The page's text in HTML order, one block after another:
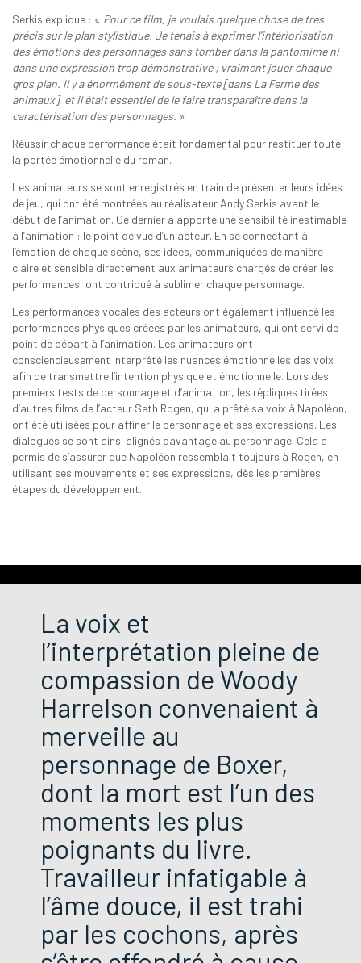
Serkis explique : « Pour ce film, je voulais quelque chose de très
précis sur le plan stylistique. Je tenais à exprimer l’intériorisation
des émotions des personnages sans tomber dans la pantomime ni
dans une expression trop démonstrative ; vraiment jouer chaque
gros plan. Il y a énormément de sous-texte [dans La Ferme des
animaux], et il était essentiel de le faire transparaître dans la
caractérisation des personnages. »
Réussir chaque performance était fondamental pour restituer toute
la portée émotionnelle du roman.
Les animateurs se sont enregistrés en train de présenter leurs idées
de jeu, qui ont été montrées au réalisateur Andy Serkis avant le
début de l’animation. Ce dernier a apporté une sensibilité inestimable
à l’animation : le point de vue d’un acteur. En se connectant à
l’émotion de chaque scène, ses idées, communiquées de manière
claire et sensible directement aux animateurs chargés de créer les
performances, ont contribué à sublimer chaque personnage.
Les performances vocales des acteurs ont également influencé les
performances physiques créées par les animateurs, qui ont servi de
point de départ à l’animation. Les animateurs ont
consciencieusement interprété les nuances émotionnelles des voix
afin de transmettre l’intention physique et émotionnelle. Lors des
premiers tests de personnage et d’animation, les répliques tirées
d’autres films de l’acteur Seth Rogen, qui a prêté sa voix à Napoléon,
ont été utilisées pour affiner le personnage et ses expressions. Les
dialogues se sont ainsi alignés davantage au personnage. Cela a
permis de s’assurer que Napoléon ressemblait toujours à Rogen, en
utilisant ses mouvements et ses expressions, dès les premières
étapes du développement.
La voix et
l’interprétation pleine de
compassion de Woody
Harrelson convenaient à
merveille au
personnage de Boxer,
dont la mort est l’un des
moments les plus
poignants du livre.
Travailleur infatigable à
l’âme douce, il est trahi
par les cochons, après